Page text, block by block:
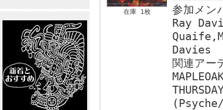
在庫 1枚
参加メン
Ray
Davies
関連アー